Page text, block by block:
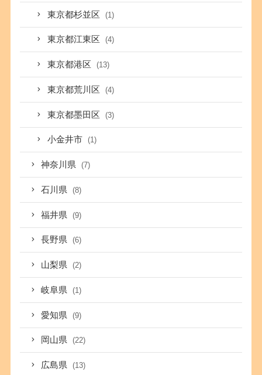
東京都杉並区 (1)
東京都江東区 (4)
東京都港区 (13)
東京都荒川区 (4)
東京都墨田区 (3)
小金井市 (1)
神奈川県 (7)
石川県 (8)
福井県 (9)
長野県 (6)
山梨県 (2)
岐阜県 (1)
愛知県 (9)
岡山県 (22)
広島県 (13)